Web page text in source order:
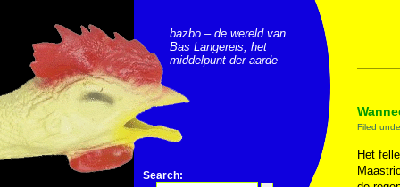
bazbo – de wereld van
Bas Langereis, het
middelpunt der aarde
Search:
Filed
Het